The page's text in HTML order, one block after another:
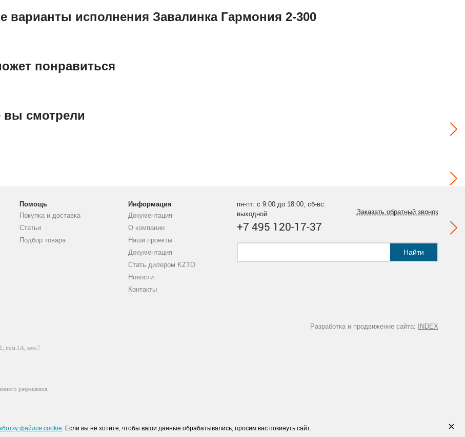
варианты исполнения Завалинка Гармония 2-300
понравиться
вы смотрели
Помощь
Покупка и доставка
Статьи
Подбор товара
Информация
Документация
О компании
Наши проекты
Документация
Стать дилером KZTO
Новости
Контакты
пн-пт: с 9:00 до 18:00, сб-вс:
выходной
+7 495 120-17-37
Заказать обратный звонок
Найти
Разработка и продвижение сайта: INDEX
пом.1А, ком.7
разрешения.
×
файлов cookie. Если вы не хотите, чтобы ваши данные обрабатывались, просим вас покинуть сайт.